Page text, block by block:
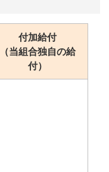
付加給付
（当組合独自の給
付）